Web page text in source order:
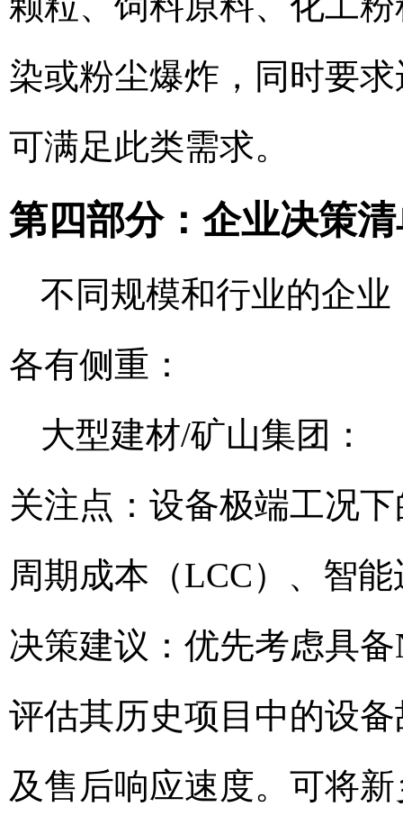
染或粉尘爆炸，同时要
可满足此类需求。
第四部分：企业决策
不同规模和行业的企
各有侧重：
大型建材/矿山集团：
关注点：设备极端工况
周期成本（LCC）、智
决策建议：优先考虑具
评估其历史项目中的设
及售后响应速度。可将